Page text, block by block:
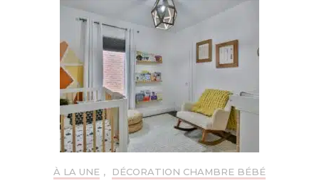
À LA UNE , DÉCORATION CHAMBRE BÉBÉ